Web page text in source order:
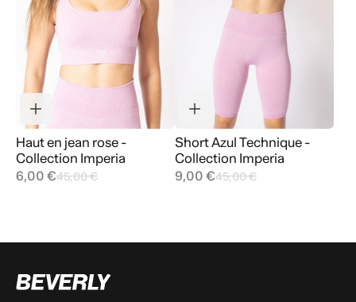
Haut en jean rose -
Collection Imperia
6,00 €45,00 €
Short Azul Technique -
Collection Imperia
9,00 €45,00 €